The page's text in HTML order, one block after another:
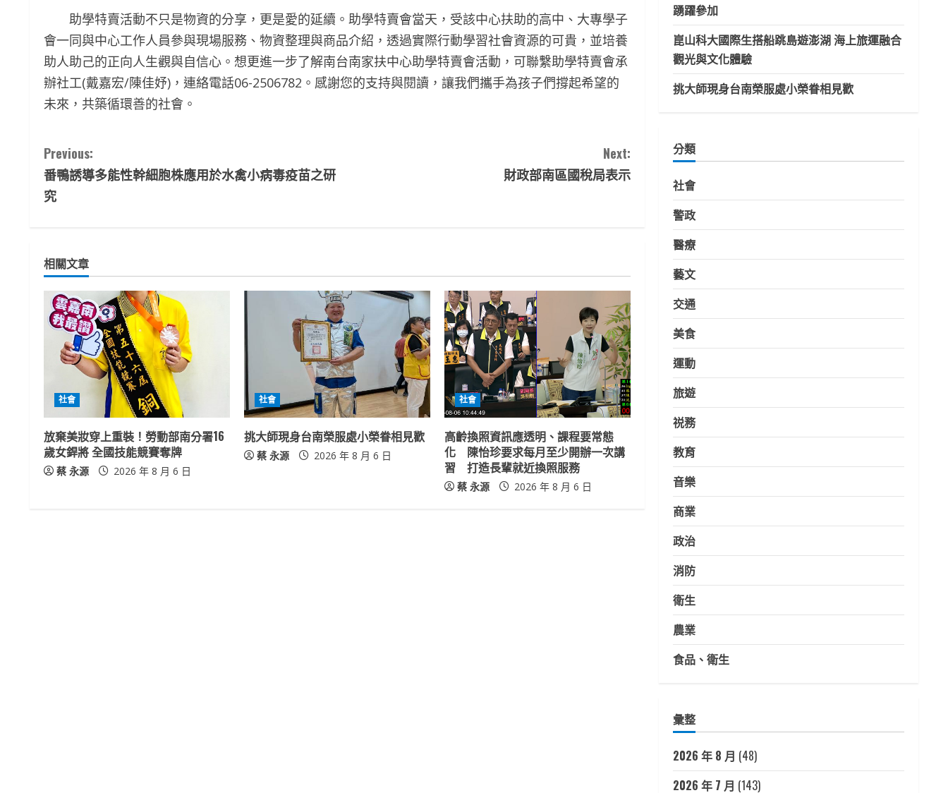
助學特賣活動不只是物資的分享，更是愛的延續。助學特賣會當天，受該中心扶助的高中、大專學子
會一同與中心工作人員參與現場服務、物資整理與商品介紹，透過實際行動學習社會資源的可貴，並培養
助人助己的正向人生觀與自信心。想更進一步了解南台南家扶中心助學特賣會活動，可聯繫助學特賣會承
辦社工(戴嘉宏/陳佳妤)，連絡電話06-2506782。感謝您的支持與閱讀，讓我們攜手為孩子們撐起希望的
未來，共築循環善的社會。
C
o
i
n
u
R
e
a
d
Previous:
番鴨誘導多能性幹細胞株應用於水禽小病毒疫苗之研
究
Next:
財政部南區國稅局表示
相關文章
社會
放棄美妝穿上重裝！勞動部南分署16
歲女銲將 全國技能競賽奪牌
蔡 永源 2026 年 8 月 6 日
社會
挑大師現身台南榮服處小榮眷相見歡
蔡 永源 2026 年 8 月 6 日
社會
高齡換照資訊應透明、課程要常態
化 陳怡珍要求每月至少開辦一次講
習 打造長輩就近換照服務
蔡 永源 2026 年 8 月 6 日
踴躍參加
崑山科大國際生搭船跳島遊澎湖 海上旅運融合
觀光與文化體驗
挑大師現身台南榮服處小榮眷相見歡
分類
社會
警政
醫療
藝文
交通
美食
運動
旅遊
祱務
教育
音樂
商業
政治
消防
衛生
農業
食品、衛生
彙整
2026 年 8 月 (48)
2026 年 7 月 (143)